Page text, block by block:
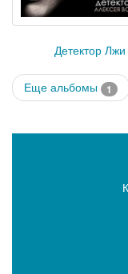
Детектор Лжи
Еще альбомы 1